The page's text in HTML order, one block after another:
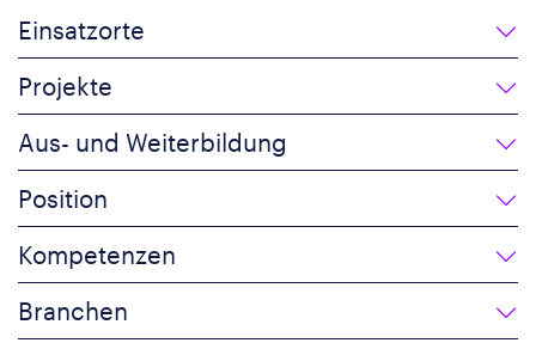
Einsatzorte
Projekte
Aus- und Weiterbildung
Position
Kompetenzen
Branchen